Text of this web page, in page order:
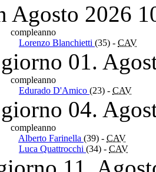
Agosto 2026
compleanno
Lorenzo Blanchietti (35) - CAV
01.
compleanno
Edurado D'Amico (23) - CAV
04.
compleanno
Alberto Farinella (39) - CAV
Luca Quattrocchi (34) - CAV